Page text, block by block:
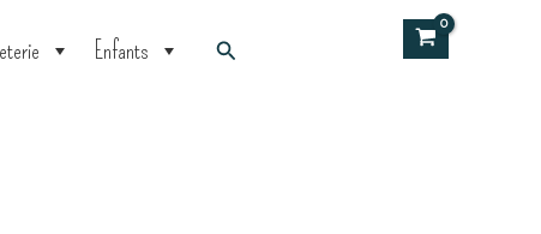
Enfants Rechercher